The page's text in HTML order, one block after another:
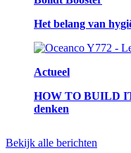
Het belang van
Actueel
HOW TO BUILD
denken
Bekijk alle berichten